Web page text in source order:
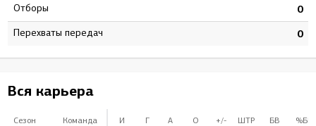
Отборы 0
Перехваты передач 0
Вся карьера
Сезон Команда И Г А О +/- ШТР БВ %БВ